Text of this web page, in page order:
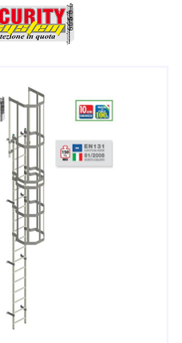
PASSERELLE
E COMPONENTI